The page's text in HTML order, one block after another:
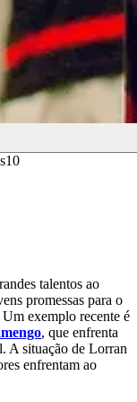
talentos ao
promessas para o
exemplo recente é
, que enfrenta
A situação de Lorran
enfrentam ao